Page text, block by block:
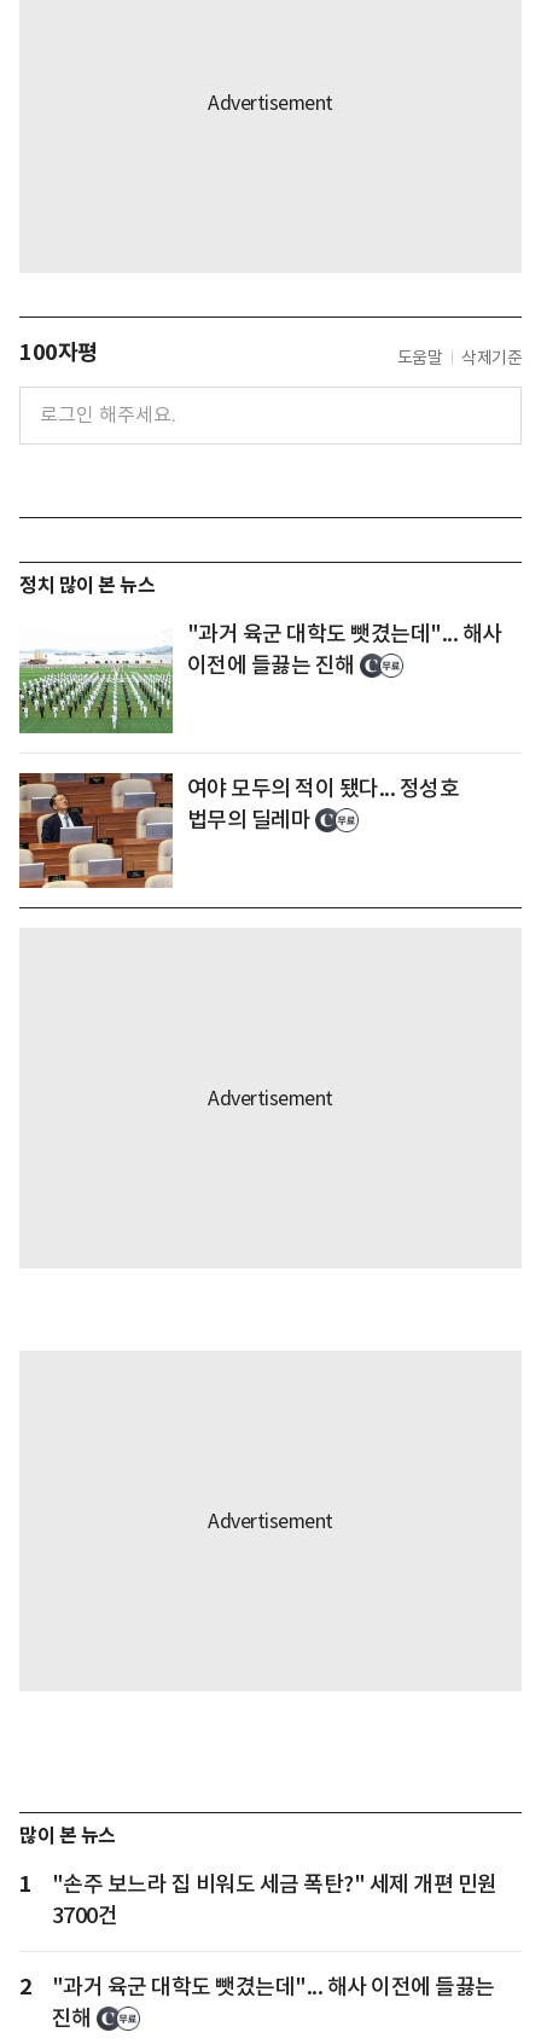
100자평 도움말 삭제기준
정치 많이 본 뉴스
"과거 육군 대학도 뺏겼는데"... 해사
이전에 들끓는 진해
여야 모두의 적이 됐다... 정성호
법무의 딜레마
많이 본 뉴스
1
"손주 보느라 집 비워도 세금 폭탄?" 세제 개편 민원
3700건
2
"과거 육군 대학도 뺏겼는데"... 해사 이전에 들끓는
진해